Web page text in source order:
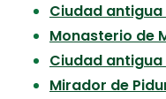
Ciudad
Monasterio de
Ciudad
Mirador de